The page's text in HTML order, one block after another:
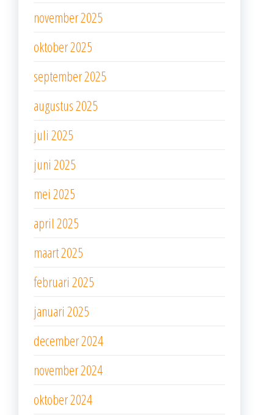
november 2025
oktober 2025
september 2025
augustus 2025
juli 2025
juni 2025
mei 2025
april 2025
maart 2025
februari 2025
januari 2025
december 2024
november 2024
oktober 2024